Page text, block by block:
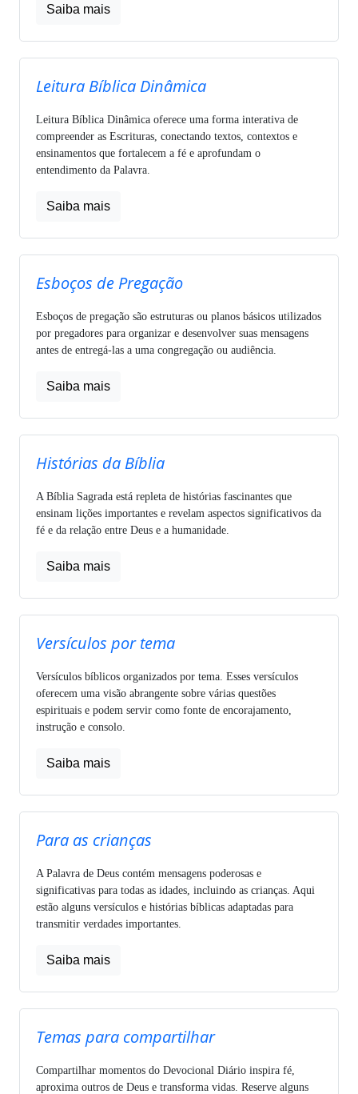
Saiba mais
Leitura Bíblica Dinâmica
Leitura Bíblica Dinâmica oferece uma forma interativa de
compreender as Escrituras, conectando textos, contextos e
ensinamentos que fortalecem a fé e aprofundam o
entendimento da Palavra.
Saiba mais
Esboços de Pregação
Esboços de pregação são estruturas ou planos básicos utilizados
por pregadores para organizar e desenvolver suas mensagens
antes de entregá-las a uma congregação ou audiência.
Saiba mais
Histórias da Bíblia
A Bíblia Sagrada está repleta de histórias fascinantes que
ensinam lições importantes e revelam aspectos significativos da
fé e da relação entre Deus e a humanidade.
Saiba mais
Versículos por tema
Versículos bíblicos organizados por tema. Esses versículos
oferecem uma visão abrangente sobre várias questões
espirituais e podem servir como fonte de encorajamento,
instrução e consolo.
Saiba mais
Para as crianças
A Palavra de Deus contém mensagens poderosas e
significativas para todas as idades, incluindo as crianças. Aqui
estão alguns versículos e histórias bíblicas adaptadas para
transmitir verdades importantes.
Saiba mais
Temas para compartilhar
Compartilhar momentos do Devocional Diário inspira fé,
aproxima outros de Deus e transforma vidas. Reserve alguns